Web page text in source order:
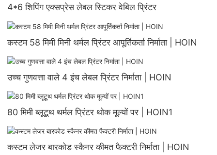
4*6 शिपिंग एक्सप्रेस लेबल स्टिकर वेबिल प्रिंटर
कस्टम 58 मिमी मिनी थर्मल प्रिंटर आपूर्तिकर्ता निर्माता | HOIN
उच्च गुणवत्ता वाले 4 इंच लेबल प्रिंटर निर्माता | HOIN
80 मिमी ब्लूटूथ थर्मल प्रिंटर थोक मूल्यों पर | HOIN1
कस्टम लेजर बारकोड स्कैनर कीमत फैक्टरी निर्माता | HOIN